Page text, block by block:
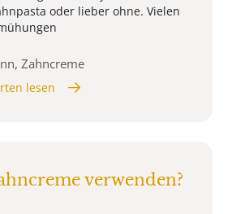
oder lieber ohne. Vielen
Zahncreme
lesen
verwenden?